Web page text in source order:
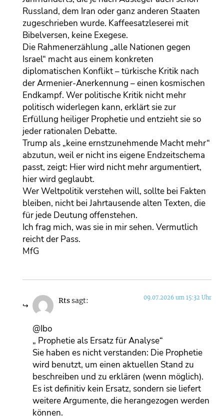
Russland, dem Iran oder ganz anderen Staaten
zugeschrieben wurde. Kaffeesatzleserei mit
Bibelversen, keine Exegese.
Die Rahmenerzählung „alle Nationen gegen
Israel“ macht aus einem konkreten
diplomatischen Konflikt – türkische Kritik nach
der Armenier-Anerkennung – einen kosmischen
Endkampf. Wer politische Kritik nicht mehr
politisch widerlegen kann, erklärt sie zur
Erfüllung heiliger Prophetie und entzieht sie so
jeder rationalen Debatte.
Trump als „keine ernstzunehmende Macht mehr“
abzutun, weil er nicht ins eigene Endzeitschema
passt, zeigt: Hier wird nicht mehr argumentiert,
hier wird geglaubt.
Wer Weltpolitik verstehen will, sollte bei Fakten
bleiben, nicht bei Jahrtausende alten Texten, die
für jede Deutung offenstehen.
Ich frag mich, was sie in mir sehen. Vermutlich
reicht der Pass.
MfG
Rtssagt: 09.07.2026 um 15:32 Uhr
@Ibo
„ Prophetie als Ersatz für Analyse“
Sie haben es nicht verstanden: Die Prophetie
wird benutzt, um einen aktuellen Stand zu
beschreiben und zu erklären (wenn möglich).
Es ist definitiv kein Ersatz, sondern sie liefert
weitere Argumente, die herangezogen werden
können.